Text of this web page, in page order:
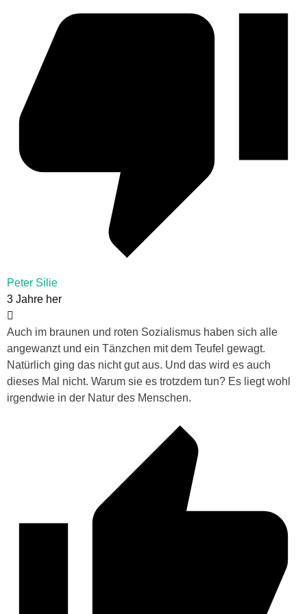
Peter Silie
3 Jahre her
Auch im braunen und roten Sozialismus haben sich alle
angewanzt und ein Tänzchen mit dem Teufel gewagt.
Natürlich ging das nicht gut aus. Und das wird es auch
dieses Mal nicht. Warum sie es trotzdem tun? Es liegt wohl
irgendwie in der Natur des Menschen.